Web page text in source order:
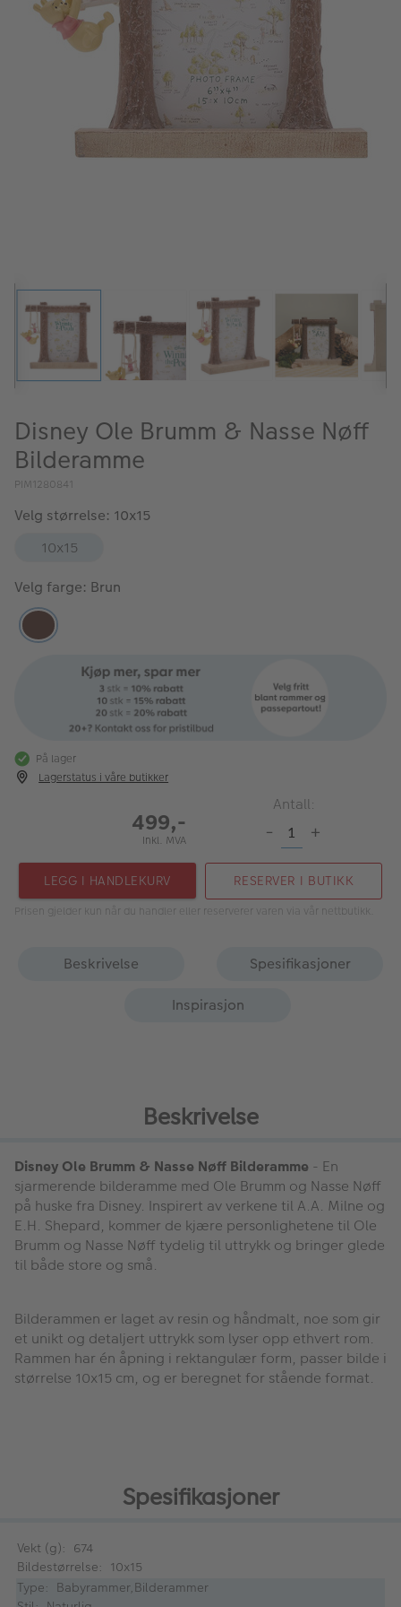
ALBUM
Kampanjer
Bildeprodukter
Disney Ole Brumm & Nasse Nøff
Bilderamme
PIM1280841
Velg størrelse: 10x15
10x15
Velg farge: Brun
På lager
Lagerstatus i våre butikker
499,-
Inkl. MVA
Antall:
- +
LEGG I HANDLEKURV RESERVER I BUTIKK
Prisen gjelder kun når du handler eller reserverer varen via vår nettbutikk.
Beskrivelse
Spesifikasjoner
Inspirasjon
Beskrivelse
Disney Ole Brumm & Nasse Nøff Bilderamme - En
sjarmerende bilderamme med Ole Brumm og Nasse Nøff
på huske fra Disney. Inspirert av verkene til A.A. Milne og
E.H. Shepard, kommer de kjære personlighetene til Ole
Brumm og Nasse Nøff tydelig til uttrykk og bringer glede
til både store og små.
Bilderammen er laget av resin og håndmalt, noe som gir
et unikt og detaljert uttrykk som lyser opp ethvert rom.
Rammen har én åpning i rektangulær form, passer bilde i
størrelse 10x15 cm, og er beregnet for stående format.
Spesifikasjoner
Vekt (g): 674
Bildestørrelse: 10x15
Type: Babyrammer,Bilderammer